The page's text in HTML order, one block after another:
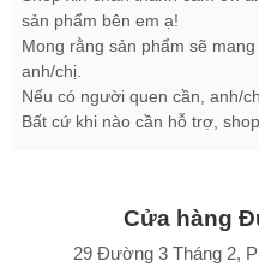
sản phẩm bên em ạ!
Mong rằng sản phẩm sẽ
anh/chị.
Nếu có người quen cần, anh/
Bất cứ khi nào cần hỗ trợ,
Cửa hàng
29 Đường 3 Tháng 2,